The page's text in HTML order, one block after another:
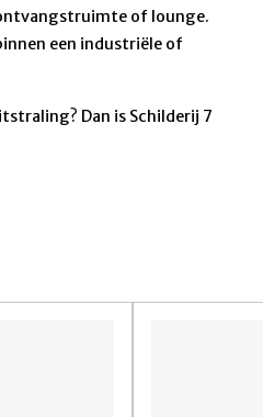
of lounge.
een industriële of
Dan is Schilderij 7